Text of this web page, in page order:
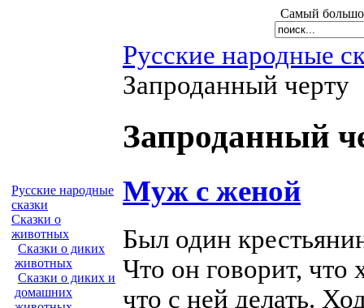
Самый
Русские народные
сказки
Сказки о
животных
Сказки о диких
животных
Сказки о диких и
домашних
Русские народные
Запроданный черту
Запроданный
Муж с женой
Был один
Что он говорит,
что с ней делать.